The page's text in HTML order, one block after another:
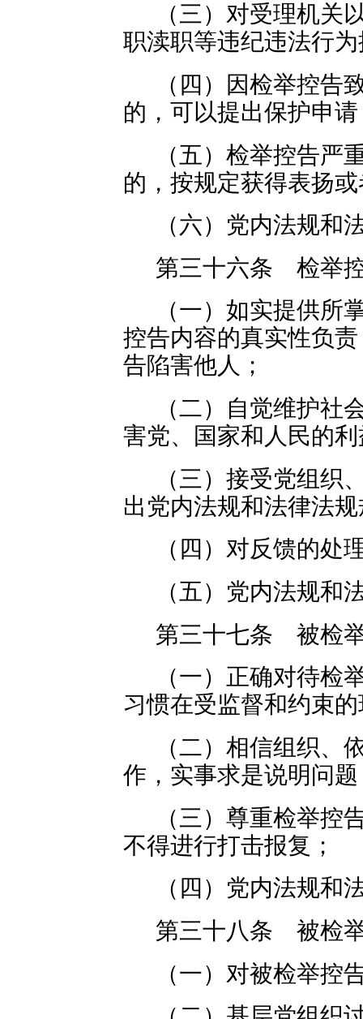
（三）对受理机关
职渎职等违纪违法行
（四）因检举控告
的，可以提出保护申
（五）检举控告严
的，按规定获得表扬
（六）党内法规和
第三十六条 检举
（一）如实提供所
控告内容的真实性负
告陷害他人；
（二）自觉维护社
害党、国家和人民的
（三）接受党组织
出党内法规和法律法
（四）对反馈的处
（五）党内法规和
第三十七条 被检
（一）正确对待检
习惯在受监督和约束
（二）相信组织、
作，实事求是说明问
（三）尊重检举控
不得进行打击报复；
（四）党内法规和
第三十八条 被检
（一）对被检举控